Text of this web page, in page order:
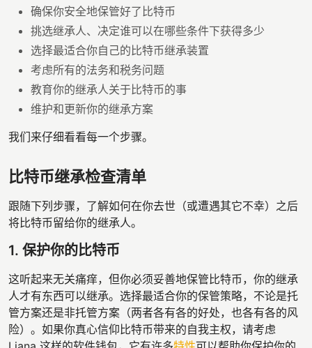
确保你安全地保管好了比特币
挑选继承人、决定谁可以在哪些条件下获得多少
选择最适合你自己的比特币继承装置
考虑所有的法务和税务问题
教育你的继承人关于比特币的事
维护和更新你的继承方案
我们来仔细看看每一个步骤。
比特币继承检查清单
跟随下列步骤，了解如何在你去世（或遭遇其它不幸）之后
将比特币留给你的继承人。
1. 保护你的比特币
这听起来无关痛痒，但你必须妥善地保管比特币，你的继承
人才有东西可以继承。选择最适合你的保管策略，不论是托
管方案还是非托管方案（两者各有各的好处，也各有各的风
险）。如果你真心信仰比特币带来的自我主权，请考虑